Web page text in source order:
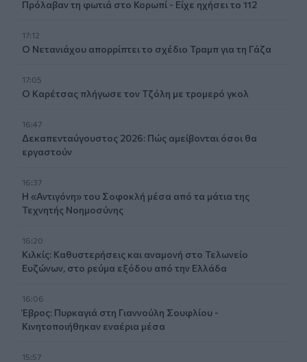
Πρόλαβαν τη φωτιά στο Κορωπί - Είχε ηχήσει το 112
17:12
Ο Νετανιάχου απορρίπτει το σχέδιο Τραμπ για τη Γάζα
17:05
Ο Καρέτσας πλήγωσε τον Τζόλη με τρομερό γκολ
16:47
Δεκαπενταύγουστος 2026: Πώς αμείβονται όσοι θα
εργαστούν
16:37
Η «Αντιγόνη» του Σοφοκλή μέσα από τα μάτια της
Τεχνητής Νοημοσύνης
16:20
Κιλκίς: Καθυστερήσεις και αναμονή στο Τελωνείο
Ευζώνων, στο ρεύμα εξόδου από την Ελλάδα
16:06
Έβρος: Πυρκαγιά στη Γιαννούλη Σουφλίου -
Κινητοποιήθηκαν εναέρια μέσα
15:57